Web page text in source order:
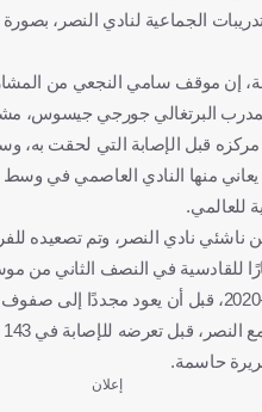
إن موقف سامي النجعي من
البرتغالي جورجي جيسوس،
مركزه قبل الإصابة التي لحقت به،
منها النادي العاصمي في وسط
للعالمي.
إعلان